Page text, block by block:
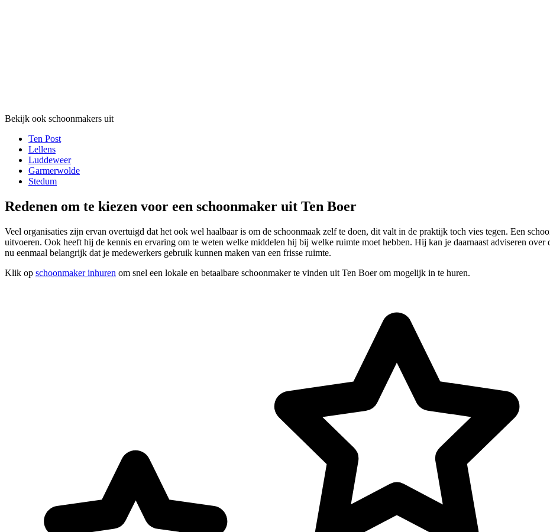
Bekijk ook schoonmakers uit
Ten Post
Lellens
Luddeweer
Garmerwolde
Stedum
Redenen om te kiezen voor een schoonmaker uit Ten Boer
Veel organisaties zijn ervan overtuigd dat het ook wel haalbaar is om de schoonmaak zelf te doen, dit valt in de praktijk toch vies tegen. Een
uitvoeren. Ook heeft hij de kennis en ervaring om te weten welke middelen hij bij welke ruimte moet hebben. Hij kan je daarnaast adviseren
nu eenmaal belangrijk dat je medewerkers gebruik kunnen maken van een frisse ruimte.
Klik op schoonmaker inhuren om snel een lokale en betaalbare schoonmaker te vinden uit Ten Boer om mogelijk in te huren.